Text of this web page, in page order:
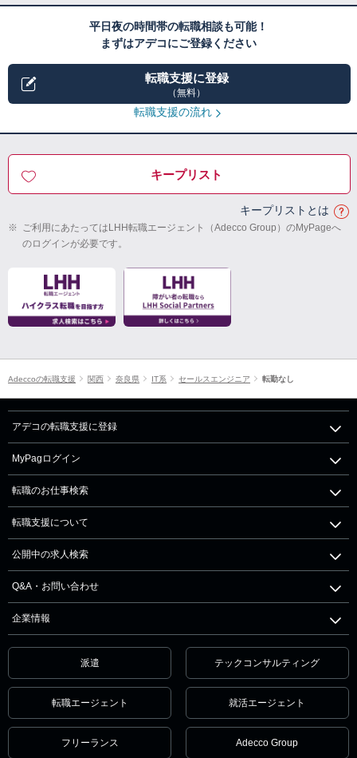
平日夜の時間帯の転職相談も可能！
まずはアデコにご登録ください
転職支援に登録
（無料）
転職支援の流れ
キープリスト
キープリストとは
※ ご利用にあたってはLHH転職エージェント（Adecco Group）のMyPageへ
のログインが必要です。
Adeccoの転職支援 関西 奈良県 IT系 セールスエンジニア 転勤なし
アデコの転職支援に登録
MyPagログイン
転職のお仕事検索
転職支援について
公開中の求人検索
Q&A・お問い合わせ
企業情報
派遣 テックコンサルティング
転職エージェント 就活エージェント
フリーランス Adecco Group